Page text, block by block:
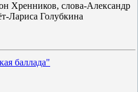
Хренников, слова-Александр
Лариса Голубкина
баллада"